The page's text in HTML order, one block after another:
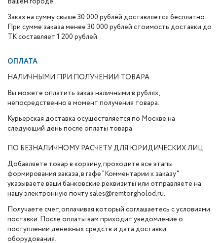
Заказ на сумму свыше 30 000 рублей доставляется бесплатно.
При сумме заказа менее 30 000 рублей стоимость доставки до
ТК составляет 1 200 рублей.
ОПЛАТА
НАЛИЧНЫМИ ПРИ ПОЛУЧЕНИИ ТОВАРА
Вы можете оплатить заказ наличными в рублях,
непосредственно в момент получения товара.
Курьерская доставка осуществляется по Москве на
следующий день после оплаты товара.
ПО БЕЗНАЛИЧНОМУ РАСЧЕТУ ДЛЯ ЮРИДИЧЕСКИХ ЛИЦ
Добавляете товар в корзину, проходите все этапы
формирования заказа, в гафе "Комментарии к заказу"
указываете ваши банковские реквизиты или отправляете на
нашу электронную почту sales@remtorgholod.ru.
Получаете счет, оплачивая который соглашаетесь с условиями
поставки. После оплаты вам приходит уведомление о
поступлении денежных средств и дата доставки
оборудования.